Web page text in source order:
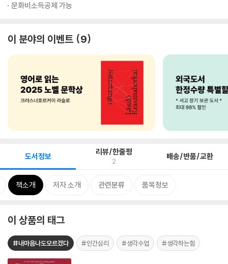
문화비소득공제 가능
이 분야의 이벤트 9
도서정보 리뷰/한줄평
2 배송/반품/교환
책소개 저자 소개 관련분류 품목정보
이 상품의 태그
#내마음나도모르겠다 #인간심리 #생각수업 #생각하는힘